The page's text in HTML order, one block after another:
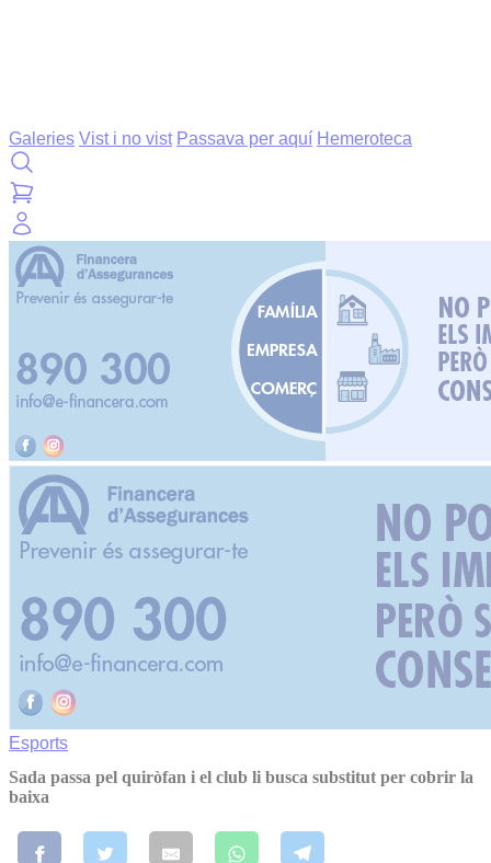
Galeries Vist i no vist Passava per aquí Hemeroteca
Esports
Sada passa pel quiròfan i el club li busca substitut per cobrir la
baixa